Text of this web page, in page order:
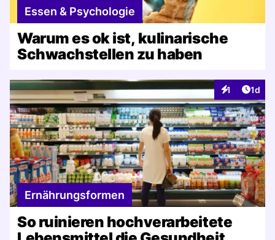
Essen & Psychologie
Warum es ok ist, kulinarische
Schwachstellen zu haben
1
Interaktionen
1d
Ernährungsformen
So ruinieren hochverarbeitete